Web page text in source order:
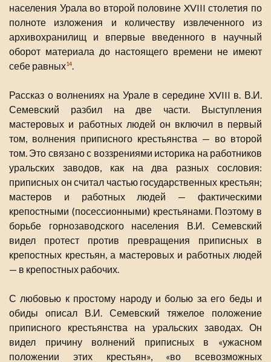
населения Урала во второй половине XVIII столетия по
полноте изложения и количеству извлеченного из
архивохранилищ и впервые введенного в научный
оборот материала до настоящего времени не имеют
себе равных14.
Рассказ о волнениях на Урале в середине XVIII в. В.И.
Семевский разбил на две части. Выступления
мастеровых и работных людей он включил в первый
том, волнения приписного крестьянства — во второй
том. Это связано с воззрениями историка на работников
уральских заводов, как на два разных сословия:
приписных он считал частью государственных крестьян;
мастеров и работных людей — фактическими
крепостными (посессионными) крестьянами. Поэтому в
борьбе горнозаводского населения В.И. Семевский
видел протест против превращения приписных в
крепостных крестьян, а мастеровых и работных людей
— в крепостных рабочих.
С любовью к простому народу и болью за его беды и
обиды описал В.И. Семевский тяжелое положение
приписного крестьянства на уральских заводах. Он
видел причину волнений приписных в «ужасном
положении этих крестьян», «во всевозможных